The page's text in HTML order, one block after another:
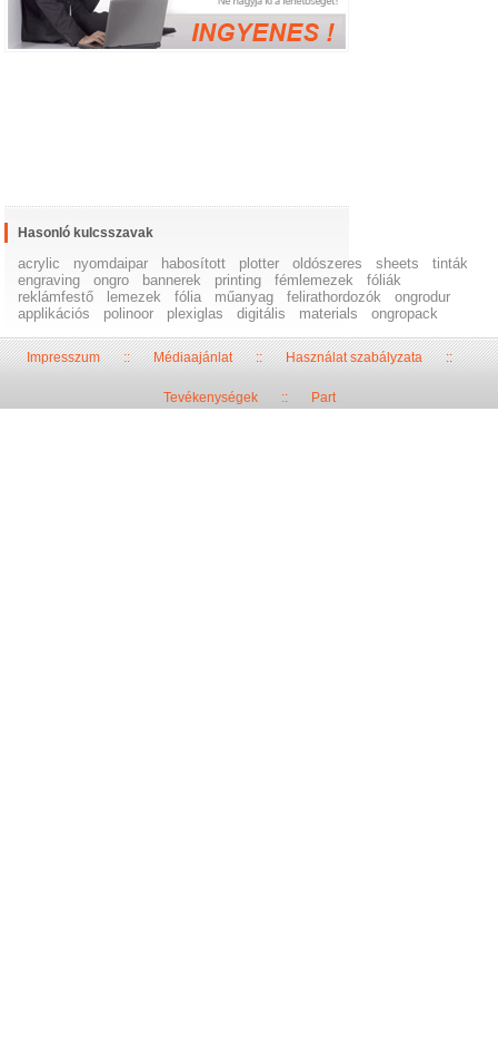
Hasonló kulcsszavak
acrylic nyomdaipar habosított plotter oldószeres sheets
tinták
engraving
ongro bannerek printing fémlemezek
fóliák
reklámfestő
lemezek fólia műanyag felirathordozók
ongrodur
applikációs
polinoor plexiglas digitális materials ongropack
Impresszum::Médiaajánlat::Használat szabályzata::
Tevékenységek:: Part